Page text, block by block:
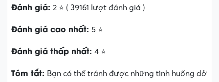
Đánh giá: 2 ⭐ ( 39161 lượt đánh giá )
Đánh giá cao nhất: 5 ⭐
Đánh giá thấp nhất: 4 ⭐
Tóm tắt: Bạn có thể tránh được những tình huống dở